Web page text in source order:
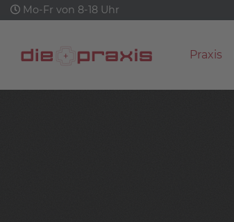
Mo-Fr von 8-18 Uhr
Praxis